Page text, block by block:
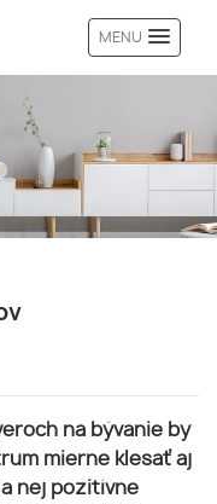
MENU
na bývanie by
mierne klesať aj
nej pozitívne